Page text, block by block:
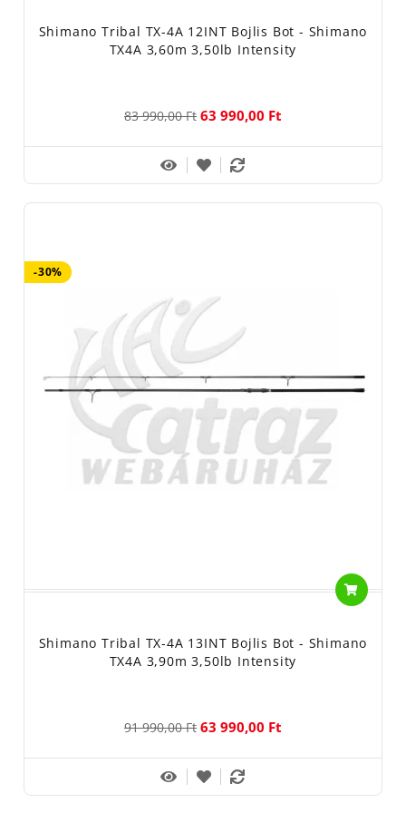
Shimano Tribal TX-4A 12INT Bojlis Bot - Shimano
TX4A 3,60m 3,50lb Intensity
83 990,00 Ft 63 990,00 Ft
-30%
Shimano Tribal TX-4A 13INT Bojlis Bot - Shimano
TX4A 3,90m 3,50lb Intensity
91 990,00 Ft 63 990,00 Ft